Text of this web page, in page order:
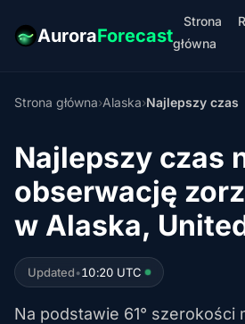
AuroraForecast
Strona
główna
Strona główna›Alaska›Najlepszy czas
Najlepszy czas
obserwację
w Alaska,
Updated•10:20 UTC
Na podstawie 61° szerokości